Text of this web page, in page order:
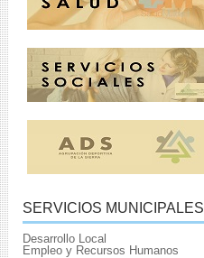
SERVICIOS MUNICIPALES
Desarrollo Local
Empleo y Recursos Humanos